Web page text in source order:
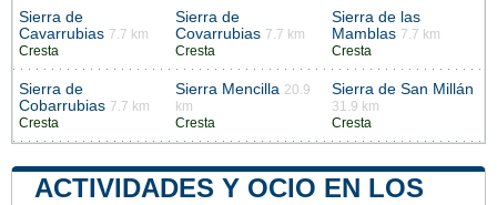
Sierra de
Cavarrubias 7.7 km
Cresta
Sierra de
Covarrubias 7.7 km
Cresta
Sierra de las
Mamblas 7.7 km
Cresta
Sierra de
Cobarrubias 7.7 km
Cresta
Sierra Mencilla 20.9
km
Cresta
Sierra de San Millán
31.9 km
Cresta
ACTIVIDADES Y OCIO EN LOS